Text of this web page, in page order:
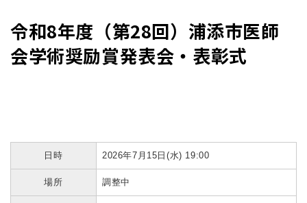
令和8年度（第28回）浦添市医師
会学術奨励賞発表会・表彰式
日時 2026年7月15日(水) 19:00
場所 調整中